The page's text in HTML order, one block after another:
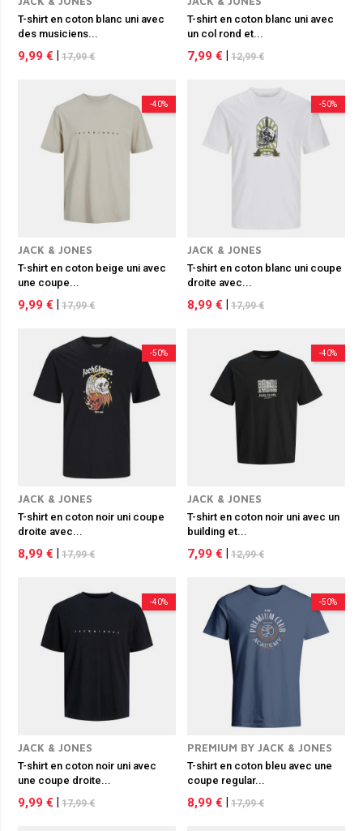
T-shirt en coton blanc uni avec
des musiciens...
9,99 € 17,99 €
T-shirt en coton blanc uni avec
un col rond et...
7,99 € 12,99 €
-40%
JACK & JONES
T-shirt en coton beige uni avec
une coupe...
9,99 € 17,99 €
-50%
JACK & JONES
T-shirt en coton blanc uni coupe
droite avec...
8,99 € 17,99 €
-50%
JACK & JONES
T-shirt en coton noir uni coupe
droite avec...
8,99 € 17,99 €
-40%
JACK & JONES
T-shirt en coton noir uni avec un
building et...
7,99 € 12,99 €
-40%
JACK & JONES
T-shirt en coton noir uni avec
une coupe droite...
9,99 € 17,99 €
-50%
PREMIUM BY JACK & JONES
T-shirt en coton bleu avec une
coupe regular...
8,99 € 17,99 €